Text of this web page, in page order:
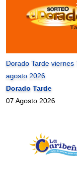
Dorado Tarde viernes
agosto 2026
Dorado Tarde
07 Agosto 2026